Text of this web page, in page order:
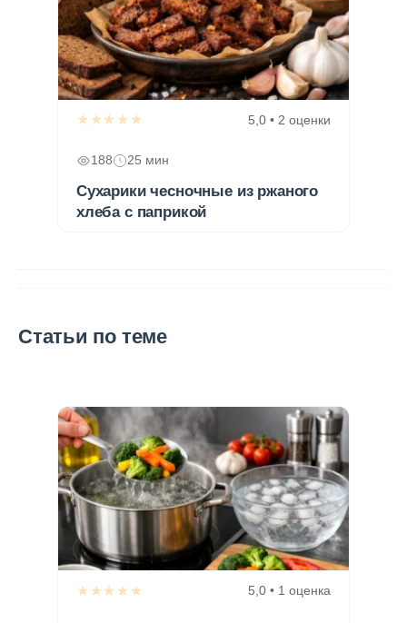
★★★★★ 5,0 • 2 оценки
188 25 мин
Сухарики чесночные из ржаного
хлеба с паприкой
Статьи по теме
★★★★★ 5,0 • 1 оценка